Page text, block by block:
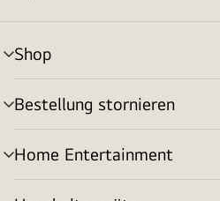
Shop
Menü
umschalten
Bestellung stornieren
Menü
umschalten
Home Entertainment
Menü
umschalten